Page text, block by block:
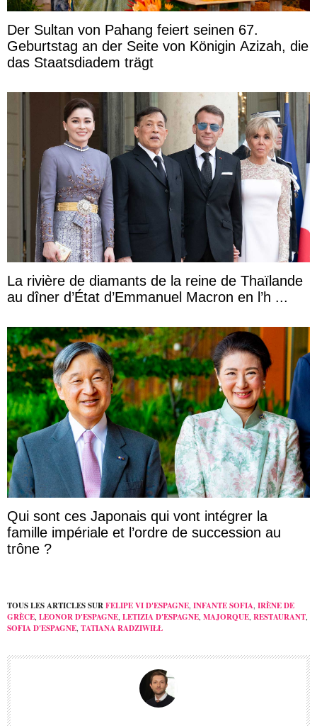
Der Sultan von Pahang feiert seinen 67.
Geburtstag an der Seite von Königin Azizah, die
das Staatsdiadem trägt
La rivière de diamants de la reine de Thaïlande
au dîner d’État d’Emmanuel Macron en l’h ...
Qui sont ces Japonais qui vont intégrer la
famille impériale et l’ordre de succession au
trône ?
TOUS LES ARTICLES SURFELIPE VI D'ESPAGNE, INFANTE SOFIA, IRÈNE DE
GRÈCE, LEONOR D'ESPAGNE, LETIZIA D'ESPAGNE, MAJORQUE, RESTAURANT,
SOFIA D'ESPAGNE, TATIANA RADZIWIŁŁ